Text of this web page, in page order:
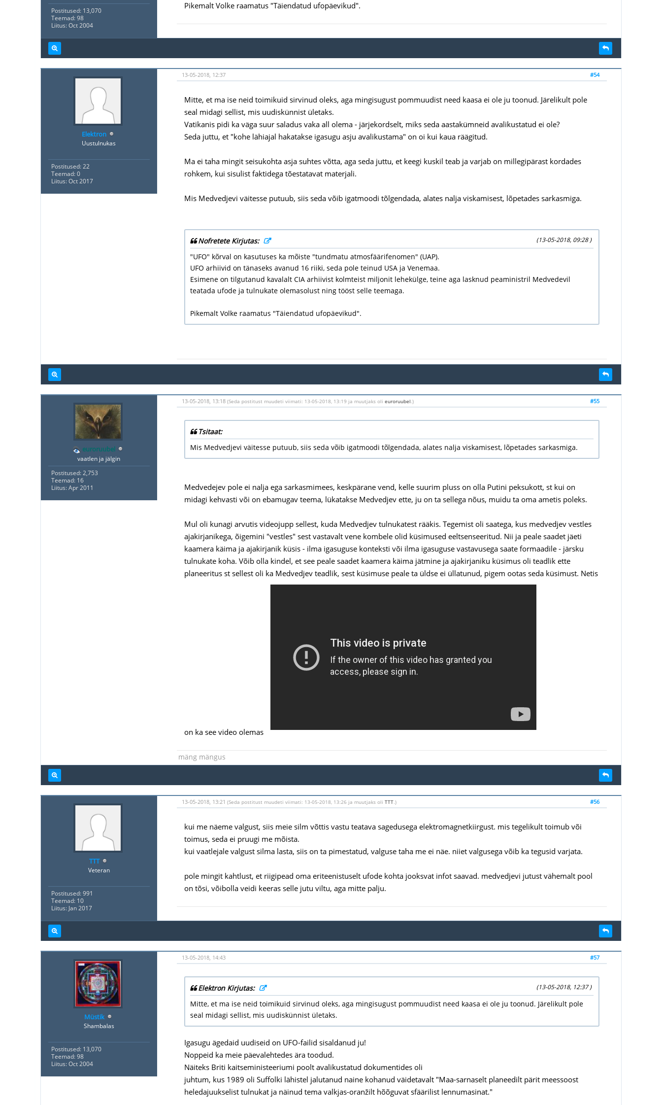
Postitused: 13,070
Teemad: 98
Liitus: Oct 2004
Pikemalt Volke raamatus "Täiendatud ufopäevikud".
Elektron
Uustulnukas
Postitused: 22
Teemad: 0
Liitus: Oct 2017
#54
13-05-2018, 12:37
Mitte, et ma ise neid toimikuid sirvinud oleks, aga mingisugust pommuudist need kaasa ei ole ju toonud. Järelikult pole
seal midagi sellist, mis uudiskünnist ületaks.
Vatikanis pidi ka väga suur saladus vaka all olema - järjekordselt, miks seda aastakümneid avalikustatud ei ole?
Seda juttu, et "kohe lähiajal hakatakse igasugu asju avalikustama" on oi kui kaua räägitud.
Ma ei taha mingit seisukohta asja suhtes võtta, aga seda juttu, et keegi kuskil teab ja varjab on millegipärast kordades
rohkem, kui sisulist faktidega tõestatavat materjali.
Mis Medvedjevi väitesse putuub, siis seda võib igatmoodi tõlgendada, alates nalja viskamisest, lõpetades sarkasmiga.
(13-05-2018, 09:28 )
Nofretete Kirjutas:
"UFO" kõrval on kasutuses ka mõiste "tundmatu atmosfäärifenomen" (UAP).
UFO arhiivid on tänaseks avanud 16 riiki, seda pole teinud USA ja Venemaa.
Esimene on tilgutanud kavalalt CIA arhiivist kolmteist miljonit lehekülge, teine aga lasknud peaministril Medvedevil
teatada ufode ja tulnukate olemasolust ning tööst selle teemaga.
Pikemalt Volke raamatus "Täiendatud ufopäevikud".
euroruubel
vaatlen ja jälgin
Postitused: 2,753
Teemad: 16
Liitus: Apr 2011
#55
13-05-2018, 13:18 (Seda postitust muudeti viimati: 13-05-2018, 13:19 ja muutjaks oli euroruubel.)
Tsitaat:
Mis Medvedjevi väitesse putuub, siis seda võib igatmoodi tõlgendada, alates nalja viskamisest, lõpetades sarkasmiga.
Medvedejev pole ei nalja ega sarkasmimees, keskpärane vend, kelle suurim pluss on olla Putini peksukott, st kui on
midagi kehvasti või on ebamugav teema, lükatakse Medvedjev ette, ju on ta sellega nõus, muidu ta oma ametis poleks.
Mul oli kunagi arvutis videojupp sellest, kuda Medvedjev tulnukatest rääkis. Tegemist oli saatega, kus medvedjev vestles
ajakirjanikega, õigemini "vestles" sest vastavalt vene kombele olid küsimused eeltsenseeritud. Nii ja peale saadet jäeti
kaamera käima ja ajakirjanik küsis - ilma igasuguse konteksti või ilma igasuguse vastavusega saate formaadile - järsku
tulnukate koha. Võib olla kindel, et see peale saadet kaamera käima jätmine ja ajakirjaniku küsimus oli teadlik ette
planeeritus st sellest oli ka Medvedjev teadlik, sest küsimuse peale ta üldse ei üllatunud, pigem ootas seda küsimust. Netis
on ka see video olemas
mäng mängus
TTT
Veteran
Postitused: 991
Teemad: 10
Liitus: Jan 2017
#56
13-05-2018, 13:21 (Seda postitust muudeti viimati: 13-05-2018, 13:26 ja muutjaks oli TTT.)
kui me näeme valgust, siis meie silm võttis vastu teatava sagedusega elektromagnetkiirgust. mis tegelikult toimub või
toimus, seda ei pruugi me mõista.
kui vaatlejale valgust silma lasta, siis on ta pimestatud, valguse taha me ei näe. niiet valgusega võib ka tegusid varjata.
pole mingit kahtlust, et riigipead oma eriteenistuselt ufode kohta jooksvat infot saavad. medvedjevi jutust vähemalt pool
on tõsi, võibolla veidi keeras selle jutu viltu, aga mitte palju.
Müstik
Shambalas
Postitused: 13,070
Teemad: 98
Liitus: Oct 2004
#57
13-05-2018, 14:43
(13-05-2018, 12:37 )
Elektron Kirjutas:
Mitte, et ma ise neid toimikuid sirvinud oleks, aga mingisugust pommuudist need kaasa ei ole ju toonud. Järelikult pole
seal midagi sellist, mis uudiskünnist ületaks.
Igasugu ägedaid uudiseid on UFO-failid sisaldanud ju!
Noppeid ka meie päevalehtedes ära toodud.
Näiteks Briti kaitseministeeriumi poolt avalikustatud dokumentides oli
juhtum, kus 1989 oli Suffolki lähistel jalutanud naine kohanud väidetavalt "Maa-sarnaselt planeedilt pärit meessoost
heledajuukselist tulnukat ja näinud tema valkjas-oranžilt hõõguvat sfäärilist lennumasinat."